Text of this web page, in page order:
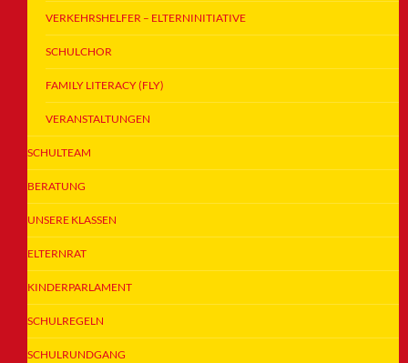
VERKEHRSHELFER – ELTERNINITIATIVE
SCHULCHOR
FAMILY LITERACY (FLY)
VERANSTALTUNGEN
SCHULTEAM
BERATUNG
UNSERE KLASSEN
ELTERNRAT
KINDERPARLAMENT
SCHULREGELN
SCHULRUNDGANG